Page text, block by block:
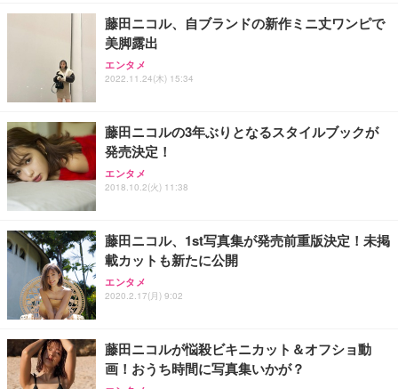
務用 おしゃれ パソコンチェア (ホワイト)
ANDWINT オフィスチェア デスクチェア 肘なし メ
ッシュ 通気性 ランバーサポート付き 腰サポート ガ
ス圧無段階昇降 360度回転 キャスター付き コンパク
【MiniLED/24.5inch/280Hz/FHD】GRAPHT THE S
HOOTER Gaming Monitor 24” Essential ゲーミン
グモニター QD 24.5インチ 1ms FHD 量子ドット 残
アイリスオーヤマ ペットシーツ 超厚型 お徳用 レギ
ュラー 200枚入【Amazon.co.jp限定】
藤田ニコル、自ブランドの新作ミニ丈ワンピで
美脚露出
エンタメ
2022.11.24(木) 15:34
藤田ニコルの3年ぶりとなるスタイルブックが
発売決定！
エンタメ
2018.10.2(火) 11:38
藤田ニコル、1st写真集が発売前重版決定！未掲
載カットも新たに公開
エンタメ
2020.2.17(月) 9:02
藤田ニコルが悩殺ビキニカット＆オフショ動
画！おうち時間に写真集いかが？